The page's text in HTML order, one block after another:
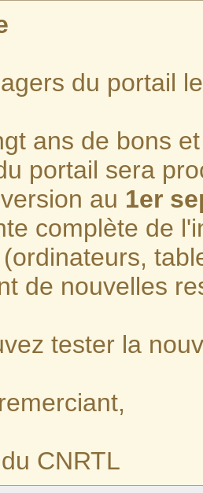
du portail
ans de bons
portail sera
au 1er
complète de
de nouvelles
tester la
CNRTL